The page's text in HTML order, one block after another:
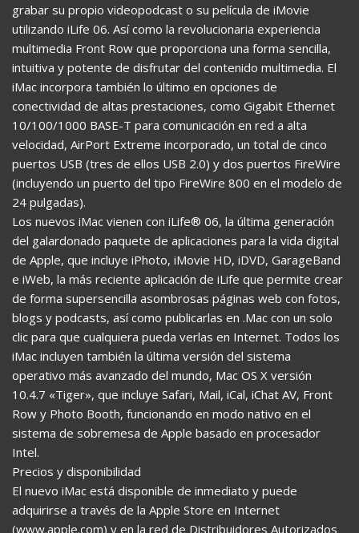
grabar su propio videopodcast o su película de iMovie
utilizando iLife 06. Así como la revolucionaria experiencia
multimedia Front Row que proporciona una forma sencilla,
intuitiva y potente de disfrutar del contenido multimedia. El
iMac incorpora también lo último en opciones de
conectividad de altas prestaciones, como Gigabit Ethernet
10/100/1000 BASE-T para comunicación en red a alta
velocidad, AirPort Extreme incorporado, un total de cinco
puertos USB (tres de ellos USB 2.0) y dos puertos FireWire
(incluyendo un puerto del tipo FireWire 800 en el modelo de
24 pulgadas).
Los nuevos iMac vienen con iLife® 06, la última generación
del galardonado paquete de aplicaciones para la vida digital
de Apple, que incluye iPhoto, iMovie HD, iDVD, GarageBand
e iWeb, la más reciente aplicación de iLife que permite crear
de forma supersencilla asombrosas páginas web con fotos,
blogs y podcasts, así como publicarlas en .Mac con un solo
clic para que cualquiera pueda verlas en Internet. Todos los
iMac incluyen también la última versión del sistema
operativo más avanzado del mundo, Mac OS X versión
10.4.7 «Tiger», que incluye Safari, Mail, iCal, iChat AV, Front
Row y Photo Booth, funcionando en modo nativo en el
sistema de sobremesa de Apple basado en procesador
Intel.
Precios y disponibilidad
El nuevo iMac está disponible de inmediato y puede
adquirirse a través de la Apple Store en Internet
(www.apple.com) y en la red de Distribuidores Autorizados